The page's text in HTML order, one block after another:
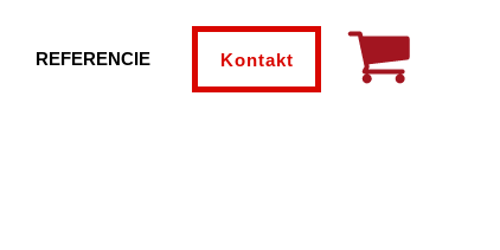
REFERENCIE Kontakt